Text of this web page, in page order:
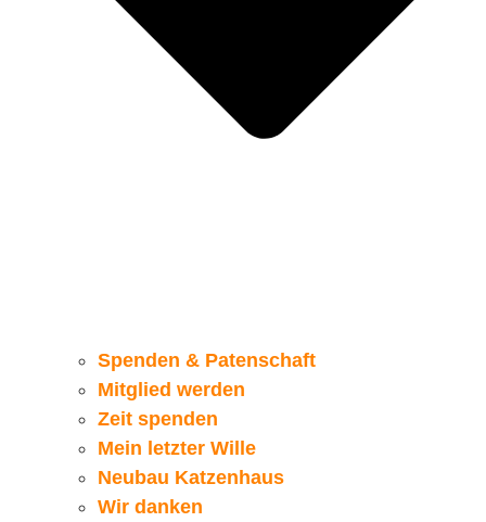
Spenden & Patenschaft
Mitglied werden
Zeit spenden
Mein letzter Wille
Neubau Katzenhaus
Wir danken